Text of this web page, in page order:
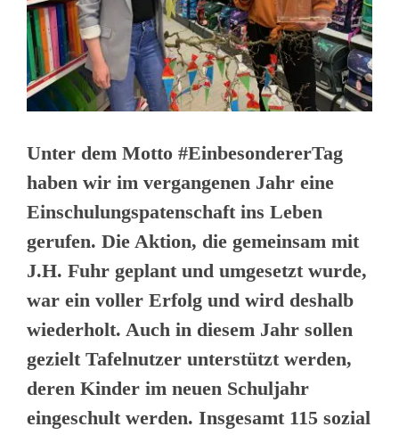
Unter dem Motto #EinbesondererTag
haben wir im vergangenen Jahr eine
Einschulungspatenschaft ins Leben
gerufen. Die Aktion, die gemeinsam mit
J.H. Fuhr geplant und umgesetzt wurde,
war ein voller Erfolg und wird deshalb
wiederholt. Auch in diesem Jahr sollen
gezielt Tafelnutzer unterstützt werden,
deren Kinder im neuen Schuljahr
eingeschult werden. Insgesamt 115 sozial